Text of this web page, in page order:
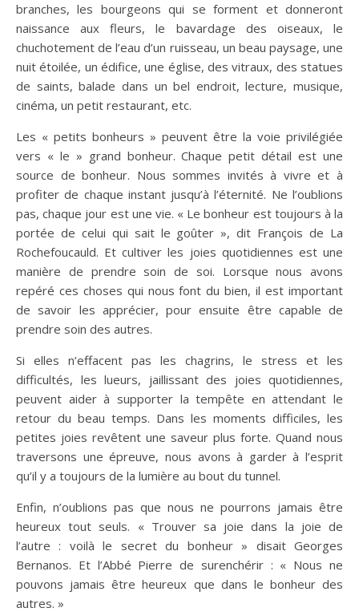
branches, les bourgeons qui se forment et donneront
naissance aux fleurs, le bavardage des oiseaux, le
chuchotement de l’eau d’un ruisseau, un beau paysage, une
nuit étoilée, un édifice, une église, des vitraux, des statues
de saints, balade dans un bel endroit, lecture, musique,
cinéma, un petit restaurant, etc.
Les « petits bonheurs » peuvent être la voie privilégiée
vers « le » grand bonheur. Chaque petit détail est une
source de bonheur. Nous sommes invités à vivre et à
profiter de chaque instant jusqu’à l’éternité. Ne l’oublions
pas, chaque jour est une vie. « Le bonheur est toujours à la
portée de celui qui sait le goûter », dit François de La
Rochefoucauld. Et cultiver les joies quotidiennes est une
manière de prendre soin de soi. Lorsque nous avons
repéré ces choses qui nous font du bien, il est important
de savoir les apprécier, pour ensuite être capable de
prendre soin des autres.
Si elles n’effacent pas les chagrins, le stress et les
difficultés, les lueurs, jaillissant des joies quotidiennes,
peuvent aider à supporter la tempête en attendant le
retour du beau temps. Dans les moments difficiles, les
petites joies revêtent une saveur plus forte. Quand nous
traversons une épreuve, nous avons à garder à l’esprit
qu’il y a toujours de la lumière au bout du tunnel.
Enfin, n’oublions pas que nous ne pourrons jamais être
heureux tout seuls. « Trouver sa joie dans la joie de
l’autre : voilà le secret du bonheur » disait Georges
Bernanos. Et l’Abbé Pierre de surenchérir : « Nous ne
pouvons jamais être heureux que dans le bonheur des
autres. »